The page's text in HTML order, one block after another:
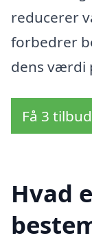
reducerer
forbedrer
dens værdi
Få 3
Hvad